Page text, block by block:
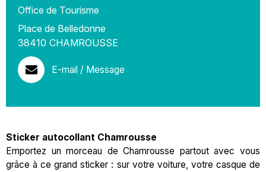
Office de Tourisme
Place de Belledonne
38410 CHAMROUSSE
E-mail / Message
Sticker autocollant Chamrousse
Emportez un morceau de Chamrousse partout avec vous
grâce à ce grand sticker : sur votre voiture, votre casque de